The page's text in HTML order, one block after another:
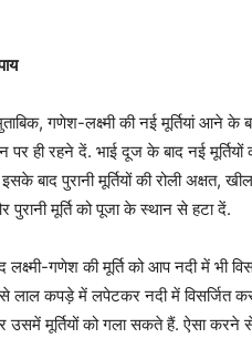
मुताबिक, गणेश-लक्ष्‍मी की नई मूर्तियां आने
पर ही रहने दें. भाई दूज के बाद नई
बाद पुरानी मूर्तियों की रोली अक्षत,
मूर्ति को पूजा के स्‍थान से हटा दें.
लक्ष्मी-गणेश की मूर्ति को आप नदी में भी
लाल कपड़े में लपेटकर नदी में विसर्जित
उसमें मूर्तियों को गला सकते हैं. ऐसा करने